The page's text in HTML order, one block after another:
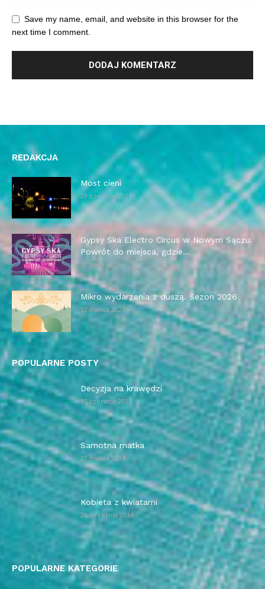
Save my name, email, and website in this browser for the
next time I comment.
REDAKCJA
Most cieni
29 czerwca 2026
Gypsy Ska Electro Circus w Nowym Sączu.
Powrót do miejsca, gdzie...
13 maja 2026
Mikro wydarzenia z duszą. Sezon 2026
12 marca 2026
POPULARNE POSTY
Decyzja na krawędzi
15 czerwca 2015
Samotna matka
21 marca 2014
Kobieta z kwiatami
28 września 2014
POPULARNE KATEGORIE